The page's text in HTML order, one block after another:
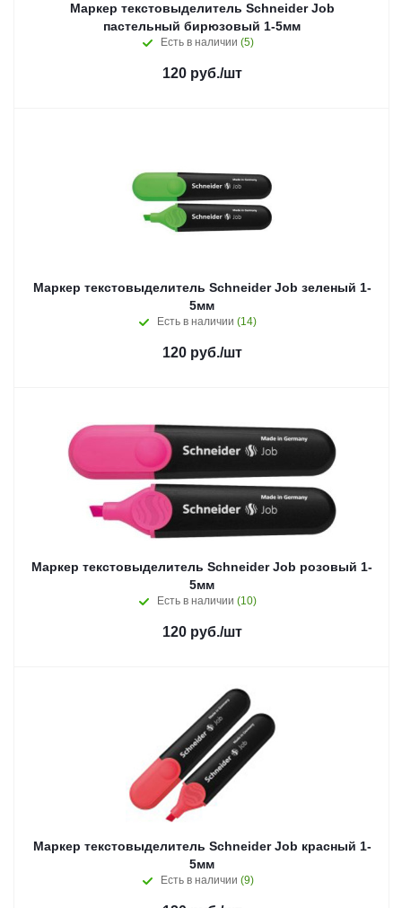
Маркер текстовыделитель Schneider Job
пастельный бирюзовый 1-5мм
Есть в наличии (5)
120руб./шт
Маркер текстовыделитель Schneider Job зеленый 1-
5мм
Есть в наличии (14)
120руб./шт
Маркер текстовыделитель Schneider Job розовый 1-
5мм
Есть в наличии (10)
120руб./шт
Маркер текстовыделитель Schneider Job красный 1-
5мм
Есть в наличии (9)